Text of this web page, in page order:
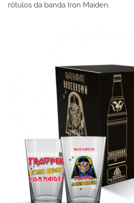
rótulos da banda Iron Maiden.